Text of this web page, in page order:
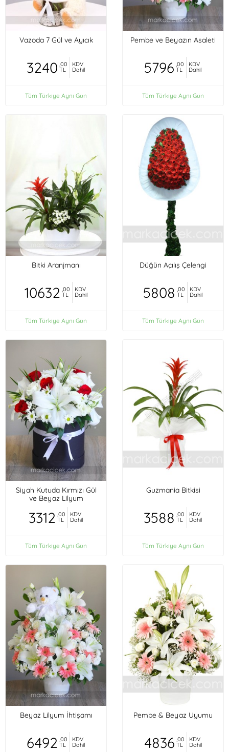
Vazoda 7 Gül ve Ayıcık
3240 ,00
TL
KDV
Dahil
Tüm Türkiye Aynı Gün
Pembe ve Beyazın Asaleti
5796 ,00
TL
KDV
Dahil
Tüm Türkiye Aynı Gün
Bitki Aranjmanı
10632 ,00
TL
KDV
Dahil
Tüm Türkiye Aynı Gün
Düğün Açılış Çelengi
5808 ,00
TL
KDV
Dahil
Tüm Türkiye Aynı Gün
Siyah Kutuda Kırmızı Gül
ve Beyaz Lilyum
3312 ,00
TL
KDV
Dahil
Tüm Türkiye Aynı Gün
Guzmania Bitkisi
3588 ,00
TL
KDV
Dahil
Tüm Türkiye Aynı Gün
Beyaz Lilyum İhtişamı
6492 ,00
TL
KDV
Dahil
Pembe & Beyaz Uyumu
4836 ,00
TL
KDV
Dahil